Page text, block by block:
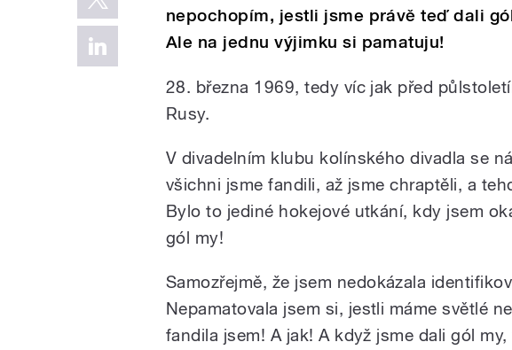
nepochopím, jestli jsme právě teď dali
Ale na jednu výjimku si pamatuju!
28. března 1969, tedy víc jak před
Rusy.
V divadelním klubu kolínského divadla se
všichni jsme fandili, až jsme chraptěli, a
Bylo to jediné hokejové utkání, kdy jsem
gól my!
Samozřejmě, že jsem nedokázala
Nepamatovala jsem si, jestli máme světlé
fandila jsem! A jak! A když jsme dali gól